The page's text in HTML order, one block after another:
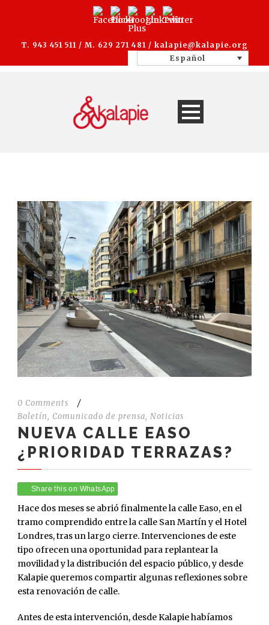
T. 943 451 511 / M. 629 271 481 / kalapie@kalapie.org
Español
0 Comments
/
Boletín, Comunicado de prensa, Noticias
NUEVA CALLE EASO
¿PRIORIDAD TERRAZAS?
Share this on WhatsApp
Hace dos meses se abrió finalmente la calle Easo, en el
tramo comprendido entre la calle San Martín y el Hotel
Londres, tras un largo cierre. Intervenciones de este
tipo ofrecen una oportunidad para replantear la
movilidad y la distribución del espacio público, y desde
Kalapie queremos compartir algunas reflexiones sobre
esta renovación de calle.
Antes de esta intervención, desde Kalapie habíamos